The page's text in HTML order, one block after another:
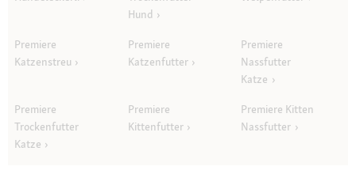
Hund
Premiere
Katzenstreu
Premiere
Katzenfutter
Premiere
Nassfutter
Katze
Premiere
Trockenfutter
Katze
Premiere
Kittenfutter
Premiere Kitten
Nassfutter